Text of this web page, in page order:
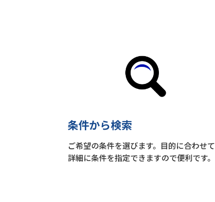
条件から検索
ご希望の条件を選びます。目的に合わせて
詳細に条件を指定できますので便利です。